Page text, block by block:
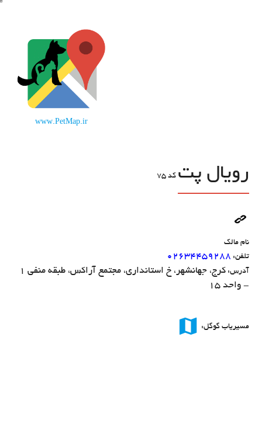
www.PetMap.ir
رویال پت کد75
نام مالک
تلفن: 02634459288
آدرس:
کرج، جهانشهر، خ استانداری، مجتمع آراکس، طبقه منفی 1
- واحد 15
مسیریاب گوگل: map